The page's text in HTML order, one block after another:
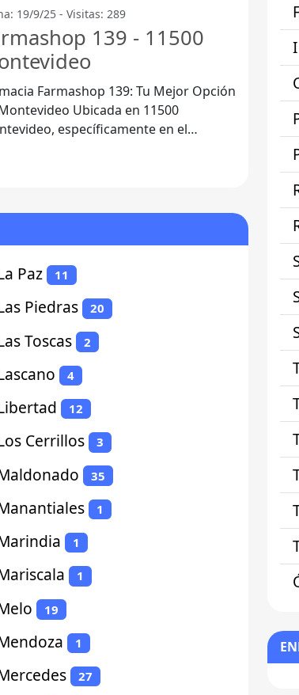
19/9/25 - Visitas: 289
139 - 11500
Farmashop 139: Tu Mejor Opción
Ubicada en 11500
específicamente en el
Paz 11
Piedras 20
Toscas 2
4
12
Cerrillos 3
35
1
1
1
19
1
27